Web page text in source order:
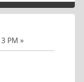
PM »